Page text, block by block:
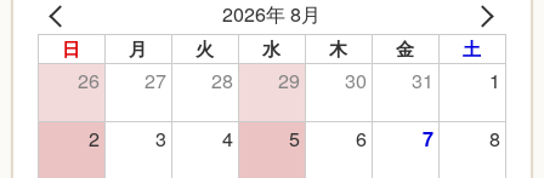
2026年 8月
日 月 火 水 木 金 土
26 27 28 29 30 31
1
2
3 4 5 6 7
8